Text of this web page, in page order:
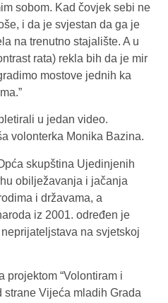
sobom. Kad čovjek sebi ne
i da je svjestan da ga je
na trenutno stajalište. A u
rata) rekla bih da je mir
mostove jednih ka
u jedan video.
volonterka Monika Bazina.
skupština Ujedinjenih
obilježavanja i jačanja
i državama, a
iz 2001. određen je
na svjetskoj
projektom “Volontiram i
strane Vijeća mladih Grada